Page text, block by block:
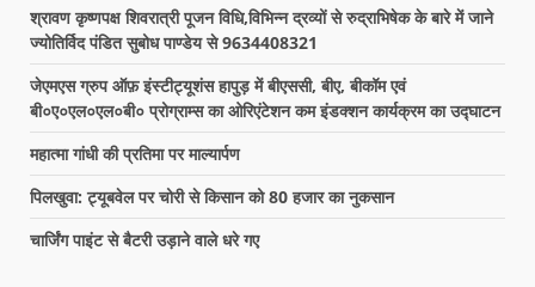
श्रावण कृष्णपक्ष शिवरात्री पूजन विधि,विभिन्न द्रव्यों से रुद्राभिषेक के बारे में जाने
ज्योतिर्विद पंडित सुबोध पाण्डेय से 9634408321
जेएमएस ग्रुप ऑफ़ इंस्टीट्यूशंस हापुड़ में बीएससी, बीए, बीकॉम एवं
बी०ए०एल०एल०बी० प्रोग्राम्स का ओरिएंटेशन कम इंडक्शन कार्यक्रम का उद्घाटन
महात्मा गांधी की प्रतिमा पर माल्यार्पण
पिलखुवा: ट्यूबवेल पर चोरी से किसान को 80 हजार का नुकसान
चार्जिंग पाइंट से बैटरी उड़ाने वाले धरे गए